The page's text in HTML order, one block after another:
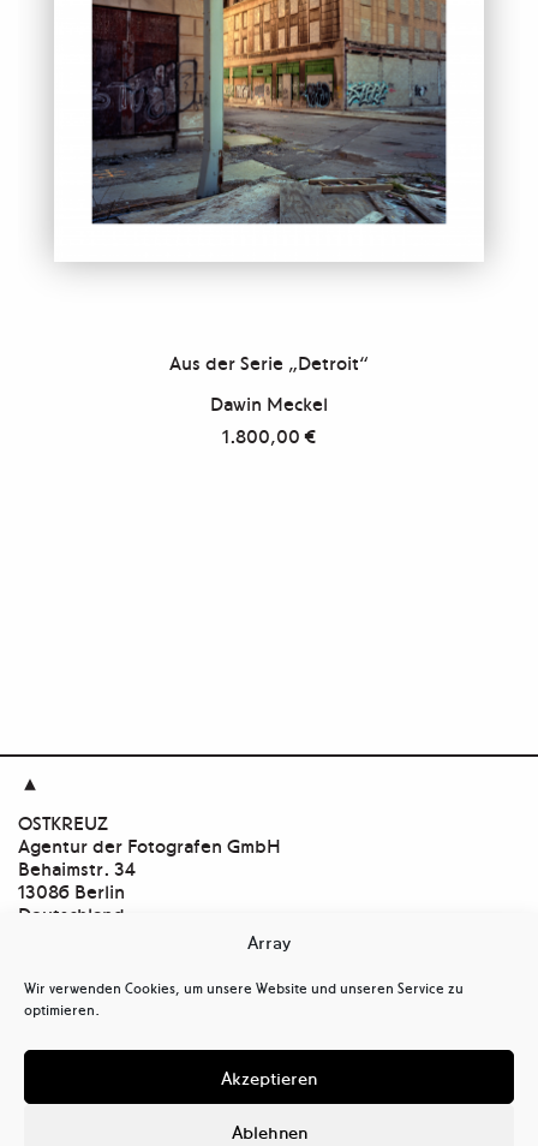
Array
Wir verwenden Cookies, um unsere Website und unseren Service zu
optimieren.
Akzeptieren
Ablehnen
Aus der Serie „Detroit“
Dawin Meckel
1.800,00€

OSTKREUZ
Agentur der Fotografen GmbH
Behaimstr. 34
13086 Berlin
Deutschland
tel+ 49(0)30.47 37 39 39
mail@ostkreuz.de
Mein Konto
Warenkorb